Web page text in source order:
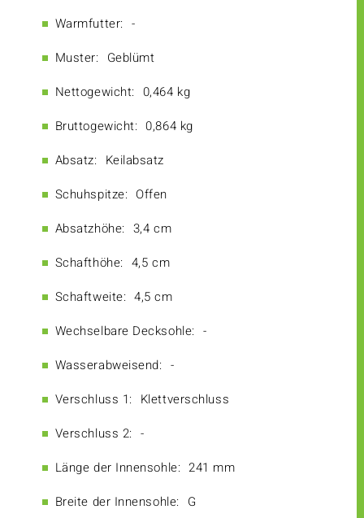
Warmfutter: -
Muster: Geblümt
Nettogewicht: 0,464 kg
Bruttogewicht: 0,864 kg
Absatz: Keilabsatz
Schuhspitze: Offen
Absatzhöhe: 3,4 cm
Schafthöhe: 4,5 cm
Schaftweite: 4,5 cm
Wechselbare Decksohle: -
Wasserabweisend: -
Verschluss 1: Klettverschluss
Verschluss 2: -
Länge der Innensohle: 241 mm
Breite der Innensohle: G